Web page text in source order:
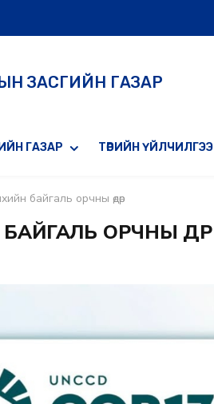
ЗАСГИЙН ГАЗАР
ГАЗАР ТӨРИЙН ҮЙЛЧИЛГЭЭ
байгаль орчны өдөр
БАЙГАЛЬ ОРЧНЫ ӨДӨР